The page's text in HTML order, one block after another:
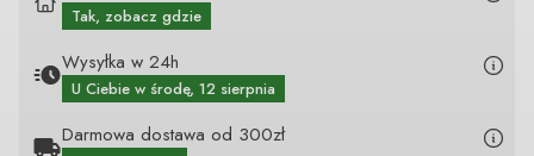
Tak, zobacz gdzie
Wysyłka w 24h
U Ciebie w środę, 12 sierpnia
Darmowa dostawa od 300zł